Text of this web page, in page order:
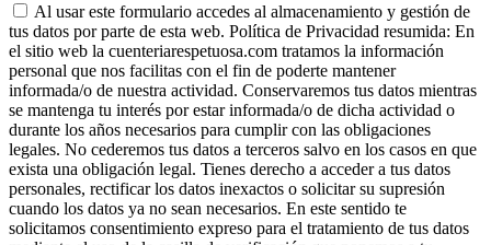
Al usar este formulario accedes al almacenamiento y gestión de
tus datos por parte de esta web. Política de Privacidad resumida: En
el sitio web la cuenteriarespetuosa.com tratamos la información
personal que nos facilitas con el fin de poderte mantener
informada/o de nuestra actividad. Conservaremos tus datos mientras
se mantenga tu interés por estar informada/o de dicha actividad o
durante los años necesarios para cumplir con las obligaciones
legales. No cederemos tus datos a terceros salvo en los casos en que
exista una obligación legal. Tienes derecho a acceder a tus datos
personales, rectificar los datos inexactos o solicitar su supresión
cuando los datos ya no sean necesarios. En este sentido te
solicitamos consentimiento expreso para el tratamiento de tus datos